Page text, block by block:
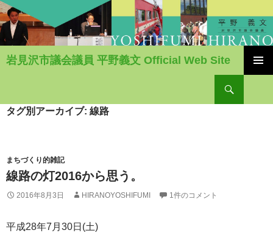
岩見沢市議会議員 平野義文 Official Web Site
ン
動
タグ別アーカイブ: 線路
まちづくり的雑記
線路の灯2016から思う。
2016年8月3日 HIRANOYOSHIFUMI 1件のコメント
平成28年7月30日(土)